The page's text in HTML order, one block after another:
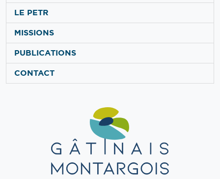
LE PETR
MISSIONS
PUBLICATIONS
CONTACT